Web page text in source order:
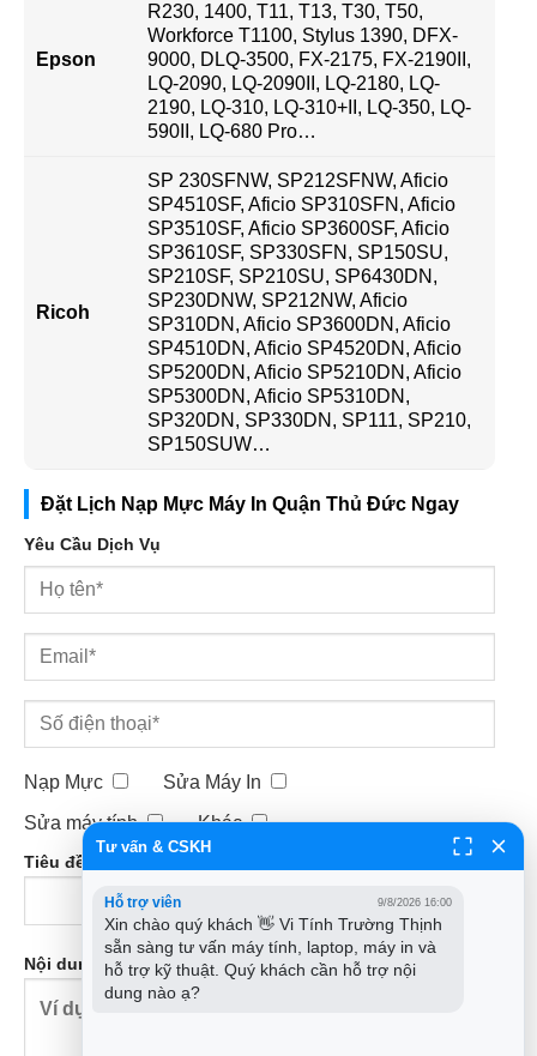
Epson
R230, 1400, T11, T13, T30, T50,
Workforce T1100, Stylus 1390, DFX-
9000, DLQ-3500, FX-2175, FX-2190II,
LQ-2090, LQ-2090II, LQ-2180, LQ-
2190, LQ-310, LQ-310+II, LQ-350, LQ-
590II, LQ-680 Pro…
Ricoh
SP 230SFNW, SP212SFNW, Aficio
SP4510SF, Aficio SP310SFN, Aficio
SP3510SF, Aficio SP3600SF, Aficio
SP3610SF, SP330SFN, SP150SU,
SP210SF, SP210SU, SP6430DN,
SP230DNW, SP212NW, Aficio
SP310DN, Aficio SP3600DN, Aficio
SP4510DN, Aficio SP4520DN, Aficio
SP5200DN, Aficio SP5210DN, Aficio
SP5300DN, Aficio SP5310DN,
SP320DN, SP330DN, SP111, SP210,
SP150SUW…
Đặt Lịch Nạp Mực Máy In Quận Thủ Đức Ngay
Yêu Cầu Dịch Vụ
Nạp Mực
Sửa Máy In
Sửa máy tính
Khác
Tiêu đề:
Nội dung:
Tư vấn & CSKH
Hỗ trợ viên 9/8/2026 16:00
Xin chào quý khách 👋 Vi Tính Trường Thịnh
sẵn sàng tư vấn máy tính, laptop, máy in và
hỗ trợ kỹ thuật. Quý khách cần hỗ trợ nội
dung nào ạ?